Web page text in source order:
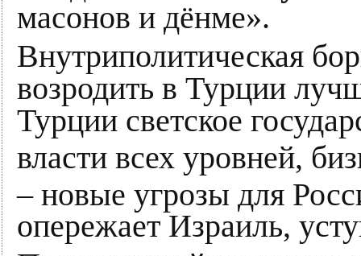
масонов и дёнме».
Внутриполитическая
возродить в Турции
Турции светское
власти всех уровней,
– новые угрозы для
опережает Израиль,